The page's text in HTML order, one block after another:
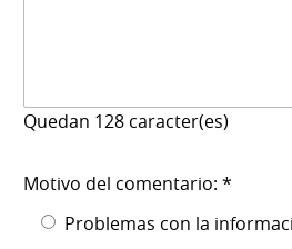
Quedan 128 caracter(es)
Motivo del comentario: *
Problemas con la